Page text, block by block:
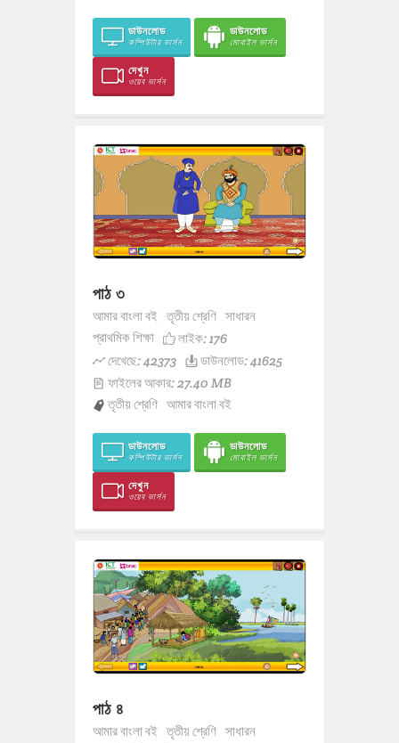
ডাউনলোড
কম্পিউটার ভার্সন
ডাউনলোড
মোবাইল ভার্সন
দেখুন
ওয়েব ভার্সন
পাঠ ৩
আমার বাংলা বই তৃতীয় শ্রেণি সাধারন
প্রাথমিক শিক্ষা
লাইক:176
দেখেছে: 42373
ডাউনলোড: 41625
ফাইলের আকার: 27.40 MB
তৃতীয় শ্রেণি আমার বাংলা বই
ডাউনলোড
কম্পিউটার ভার্সন
ডাউনলোড
মোবাইল ভার্সন
দেখুন
ওয়েব ভার্সন
পাঠ ৪
আমার বাংলা বই তৃতীয় শ্রেণি সাধারন